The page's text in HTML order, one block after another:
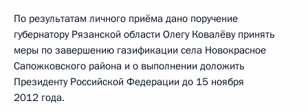
По результатам личного приёма дано поручение
губернатору Рязанской области Олегу Ковалёву принять
меры по завершению газификации села Новокрасное
Сапожковского района и о выполнении доложить
Президенту Российской Федерации до 15 ноября
2012 года.